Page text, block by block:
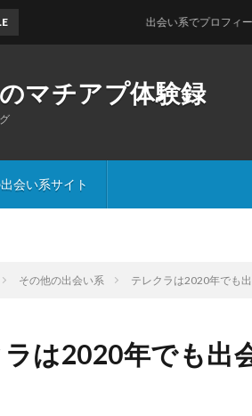
マチアプ体験録
会い系サイト
出会い系でプロフィールに業者
その他の出会い系 テレクラは2020年でも
は2020年でも出